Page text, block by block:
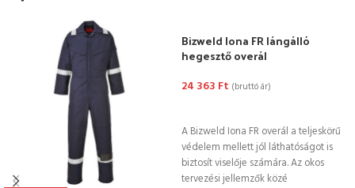
Bizweld Iona FR lángálló
hegesztő overál
24 363 Ft (bruttó ár)
A Bizweld Iona FR overál a teljeskörű
védelem mellett jól láthatóságot is
biztosít viselője számára. Az okos
tervezési jellemzők közé